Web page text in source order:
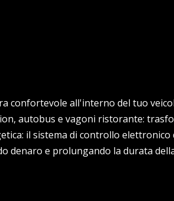
confortevole all'interno del tuo
autobus e vagoni ristorante:
il sistema di controllo elettronico
denaro e prolungando la durata